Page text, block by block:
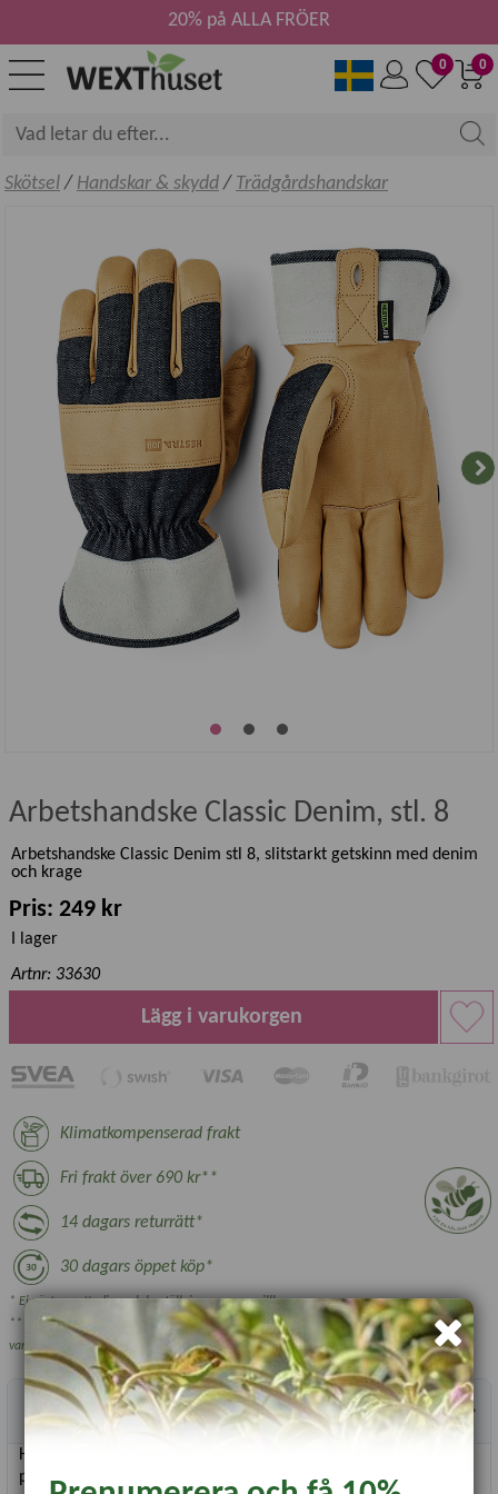
0
0
20% på ALLA FRÖER
Skötsel/ Handskar & skydd/ Trädgårdshandskar
Arbetshandske Classic Denim, stl. 8
Arbetshandske Classic Denim stl 8, slitstarkt getskinn med denim
och krage
Pris: 249 kr
I lager
Artnr: 33630
Lägg i varukorgen
Klimatkompenserad frakt
Fri frakt över 690 kr**
14 dagars returrätt*
30 dagars öppet köp*
* Ej växter, nyttodjur och beställningsvara, se villkor.
** Gäller ej växthus, plantskoleväxter och vissa övriga skrymmande
varor.
Produktbeskrivning
Hestra Job Classic Denim är en tålig och ofodrad handske,
perfekt för traditionella arbetsuppgifter som kräver styrka